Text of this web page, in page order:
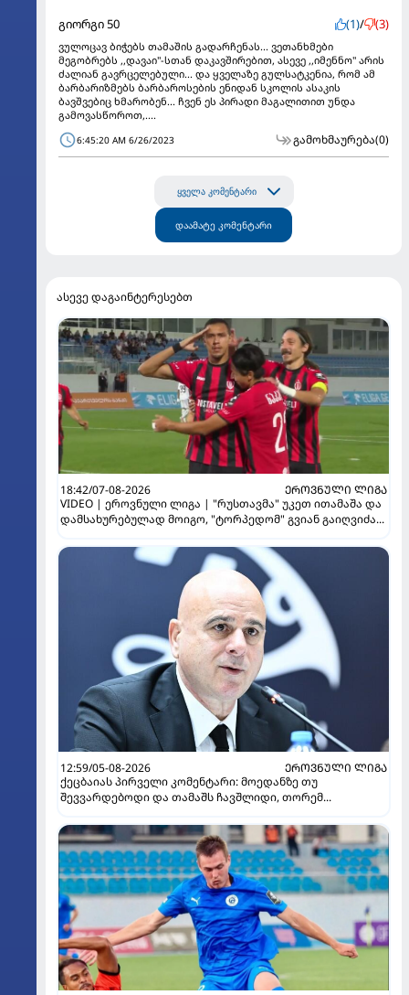
გიორგი 50 (1)/ (3)
ვულოცავ ბიჭებს თამაშის გადარჩენას... ვეთანხმები
მეგობრებს ,,დავაი''-სთან დაკავშირებით, ასევე ,,იმენნო'' არის
ძალიან გავრცელებული... და ყველაზე გულსატკენია, რომ ამ
ბარბარიზმებს ბარბაროსების ენიდან სკოლის ასაკის
ბავშვებიც ხმარობენ... ჩვენ ეს პირადი მაგალითით უნდა
გამოვასწოროთ,....
6:45:20 AM 6/26/2023 გამოხმაურება(0)
ყველა კომენტარი
დაამატე კომენტარი
ასევე დაგაინტერესებთ
18:42/07-08-2026
ᲔᲠᲝᲕᲜᲣᲚᲘ ᲚᲘᲒᲐ
VIDEO | ეროვნული ლიგა | "რუსთავმა" უკეთ ითამაშა და
დამსახურებულად მოიგო, "ტორპედომ" გვიან გაიღვიძა...
12:59/05-08-2026
ᲔᲠᲝᲕᲜᲣᲚᲘ ᲚᲘᲒᲐ
ქეცბაიას პირველი კომენტარი: მოედანზე თუ
შევვარდებოდი და თამაშს ჩავშლიდი, თორემ...